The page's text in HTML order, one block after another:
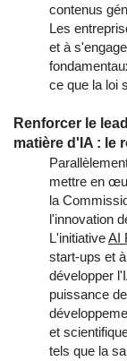
contenus
Les
et à
ce que la loi
Renforcer le
matière d'IA : le
mettre en
la
l'innovation
L'initiativeAI
start-ups et
développer
puissance
et
tels que la